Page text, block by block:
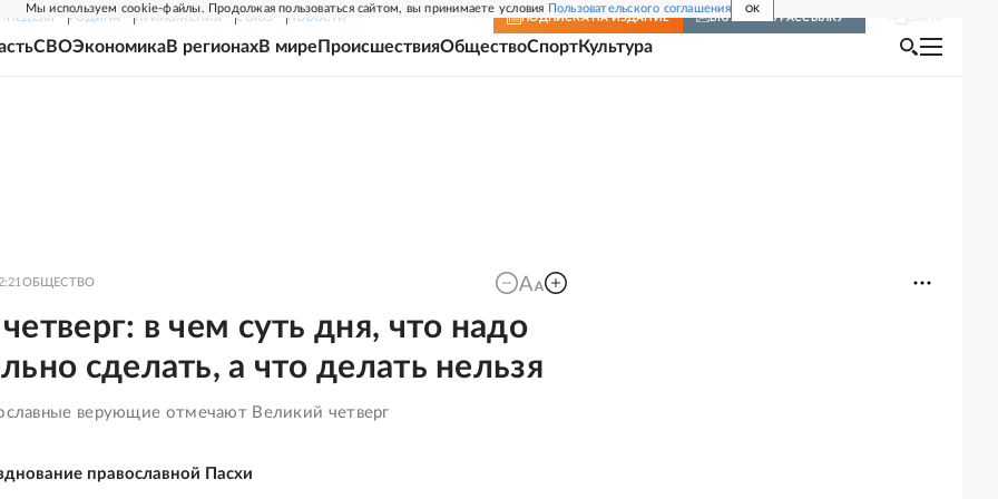
Мы используем cookie-файлы. Продолжая пользоваться сайтом, вы принимаете условия Пользовательского соглашения OK
НЕДЕЛЯ РОДИНА ПРИЛОЖЕНИЯ СОЮЗ НОВОСТИ ПОДПИСКА НА ИЗДАНИЕ ВКЛЮЧИТЬ РАССЫЛКУ
СВОЭкономикаВ регионахВ мире ПроисшествияОбществоСпортКультура
ОБЩЕСТВО
в чем суть дня, что надо
сделать, а что делать нельзя
верующие отмечают Великий четверг
православной Пасхи